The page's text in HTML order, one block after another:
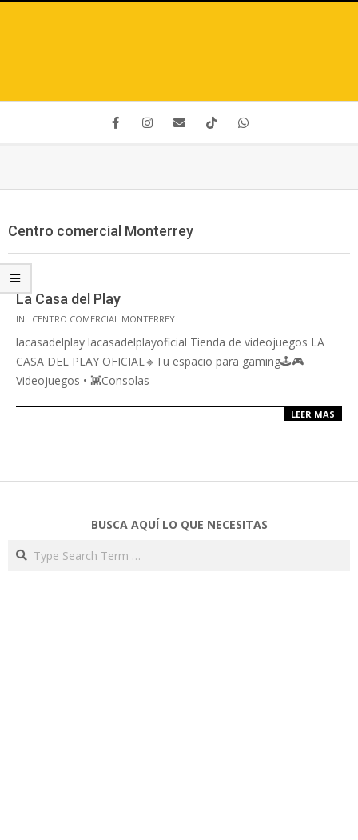
Centro comercial Monterrey
La Casa del Play
IN: CENTRO COMERCIAL MONTERREY
lacasadelplay lacasadelplayoficial Tienda de videojuegos LA
CASA DEL PLAY OFICIAL🔹Tu espacio para gaming🕹️🎮
Videojuegos • 👾Consolas
LEER MAS
BUSCA AQUÍ LO QUE NECESITAS